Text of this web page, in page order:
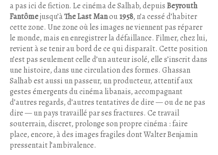
a pas ici de fiction. Le cinéma de Salhab, depuisBeyrouth
Fantômejusqu’àThe Last Manou1958, n’a cessé d’habiter
cette zone. Une zone où les images ne viennent pas réparer
le monde, mais en enregistrer la défaillance. Filmer, chez lui,
revient à se tenir au bord de ce qui disparaît. Cette position
n’est pas seulement celle d’un auteur isolé, elle s’inscrit dans
une histoire, dans une circulation des formes. Ghassan
Salhab est aussi un passeur, un producteur, attentif aux
gestes émergents du cinéma libanais, accompagnant
d’autres regards, d’autres tentatives de dire — ou de ne pas
dire — un pays travaillé par ses fractures. Ce travail
souterrain, discret, prolonge son propre cinéma : faire
place, encore, à des images fragiles dont Walter Benjamin
pressentait l’ambivalence.